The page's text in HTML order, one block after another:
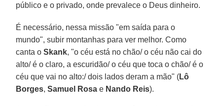
público e o privado, onde prevalece o Deus dinheiro.
É necessário, nessa missão "em saída para o
mundo", subir montanhas para ver melhor. Como
canta oSkank, "o céu está no chão/ o céu não cai do
alto/ é o claro, a escuridão/ o céu que toca o chão/ é o
céu que vai no alto:/ dois lados deram a mão" (Lô
Borges,Samuel Rosa e Nando Reis).